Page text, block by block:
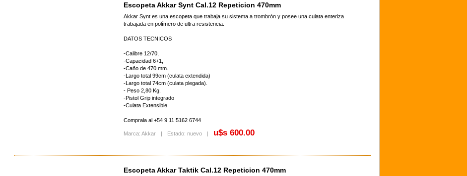
Escopeta Akkar Synt Cal.12 Repeticion 470mm
Akkar Synt es una escopeta que trabaja su sistema a trombrón y posee una culata enteriza
trabajada en polímero de ultra resistencia.
DATOS TECNICOS
-Calibre 12/70,
-Capacidad 6+1,
-Caño de 470 mm.
-Largo total 99cm (culata extendida)
-Largo total 74cm (culata plegada).
- Peso 2,80 Kg.
-Pistol Grip integrado
-Culata Extensible
Comprala al +54 9 11 5162 6744
Marca: Akkar | Estado: nuevo | u$s 600.00
Escopeta Akkar Taktik Cal.12 Repeticion 470mm